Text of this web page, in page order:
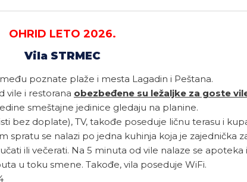
OHRID LETO 2026.
Vila STRMEC
poznate plaže i mesta Lagadin i Peštana.
vile i restorana obezbeđene su ležaljke za goste
smeštajne jedinice gledaju na planine.
bez doplate), TV, takođe poseduje ličnu terasu i
spratu se nalazi po jedna kuhinja koja je zajednička
ili večerati. Na 5 minuta od vile nalaze se apoteka
u toku smene. Takođe, vila poseduje WiFi.